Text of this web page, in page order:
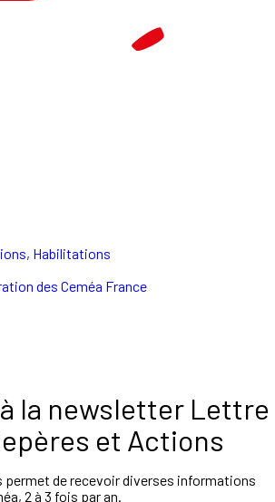
Habilitations
des Ceméa France
la newsletter Lettre
et Actions
de recevoir diverses informations
2 à 3 fois par an.